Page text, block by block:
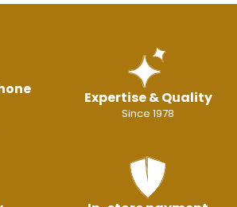
Expertise & Quality
Since 1978